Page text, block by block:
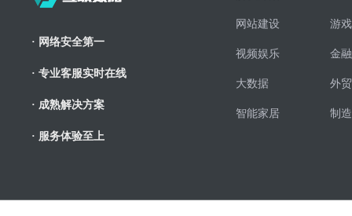
· 网络安全第一
· 专业客服实时在线
· 成熟解决方案
· 服务体验至上
网站建设 游
视频娱乐 金
大数据 外
智能家居 制